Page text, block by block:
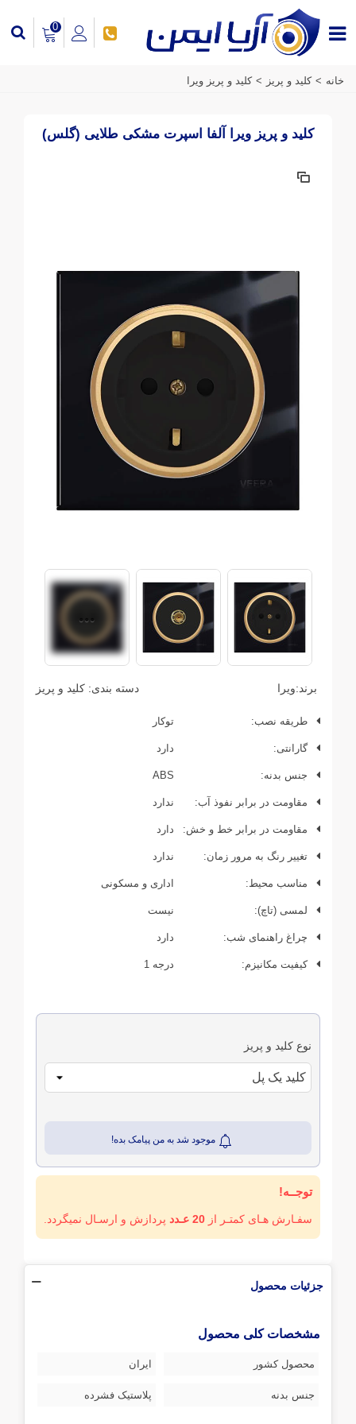
0
خانه > کلید و پریز > کلید و پریز ویرا
کلید و پریز ویرا آلفا اسپرت مشکی طلایی (گلس)
برند:ویرا دسته بندی: کلید و پریز
طریقه نصب: توکار
گارانتی: دارد
جنس بدنه: ABS
مقاومت در برابر نفوذ آب: ندارد
مقاومت در برابر خط و خش: دارد
تغییر رنگ به مرور زمان: ندارد
مناسب محیط: اداری و مسکونی
لمسی (تاچ): نیست
چراغ راهنمای شب: دارد
کیفیت مکانیزم: درجه 1
نوع کلید و پریز
موجود شد به من پیامک بده!
توجــه!
سفـارش هـای کمتـر از 20 عـدد پردازش و ارسـال نمیگردد.
جزئیات محصول
مشخصات کلی محصول
محصول کشور ایران
جنس بدنه پلاستیک فشرده